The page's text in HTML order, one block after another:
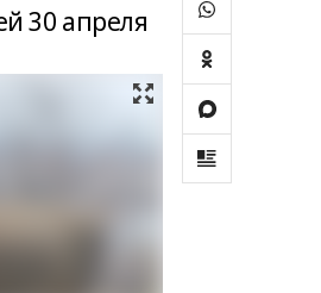
30 апреля